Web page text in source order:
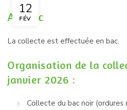
12
FÉV
Aubiac
La collecte est effectuée en bac.
Organisation de la
janvier 2026 :
Collecte du bac noir (ordures